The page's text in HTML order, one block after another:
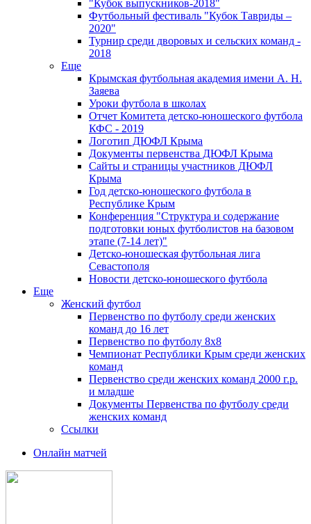
"Кубок выпускников-2018"
Футбольный фестиваль "Кубок Тавриды –
2020"
Турнир среди дворовых и сельских команд -
2018
Еще
Крымская футбольная академия имени А. Н.
Заяева
Уроки футбола в школах
Отчет Комитета детско-юношеского футбола
КФС - 2019
Логотип ДЮФЛ Крыма
Документы первенства ДЮФЛ Крыма
Сайты и страницы участников ДЮФЛ
Крыма
Год детско-юношеского футбола в
Республике Крым
Конференция "Структура и содержание
подготовки юных футболистов на базовом
этапе (7-14 лет)"
Детско-юношеская футбольная лига
Севастополя
Новости детско-юношеского футбола
Еще
Женский футбол
Первенство по футболу среди женских
команд до 16 лет
Первенство по футболу 8х8
Чемпионат Республики Крым среди женских
команд
Первенство среди женских команд 2000 г.р.
и младше
Документы Первенства по футболу среди
женских команд
Ссылки
Онлайн матчей